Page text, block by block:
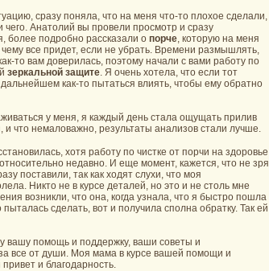
сразу поняла, что на меня что-то плохое сделали,
чего. Анатолий вы провели просмотр и сразу
более подробно рассказали о порче , которую на меня
чему все придет, если не убрать. Времени размышлять,
то вам доверилась, поэтому начали с вами работу по
зеркальной защите . Я очень хотела, что если тот
как-то пытаться влиять, чтобы ему обратно
у меня, я каждый день стала ощущать прилив
и что немаловажно, результаты анализов стали лучше.
хотя работу по чистке от порчи на здоровье
недавно. И еще момент, кажется, что не зря
поставили, так как ходят слухи, что моя
Никто не в курсе деталей, но это и не столь мне
возникли, что она, когда узнала, что я быстро пошла
сделать, вот и получила сполна обратку. Так ей
вашу помощь и поддержку, ваши советы и
все от души. Моя мама в курсе вашей помощи и
и благодарность.